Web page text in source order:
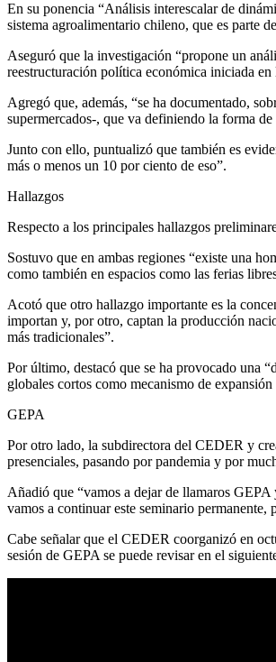
En su ponencia “Análisis interescalar de
sistema agroalimentario chileno, que es parte
Aseguró que la investigación “propone un
reestructuración política económica iniciada
Agregó que, además, “se ha documentado,
supermercados-, que va definiendo la forma
Junto con ello, puntualizó que también es
más o menos un 10 por ciento de eso”.
Hallazgos
Respecto a los principales hallazgos
Sostuvo que en ambas regiones “existe una
como también en espacios como las ferias
Acotó que otro hallazgo importante es la
importan y, por otro, captan la producción
más tradicionales”.
Por último, destacó que se ha provocado una
globales cortos como mecanismo de
GEPA
Por otro lado, la subdirectora del CEDER y
presenciales, pasando por pandemia y por
Añadió que “vamos a dejar de llamaros GEPA
vamos a continuar este seminario
Cabe señalar que el CEDER coorganizó en
sesión de GEPA se puede revisar en el